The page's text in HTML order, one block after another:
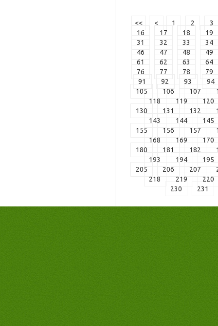
<< < 1 2
3
16
17 18
19
31
32 33
34
46
47 48
49
61
62 63
64
76
77 78
79
91
92 93
94
105
106 107
118
119
120
130
131 132
143
144
145
155
156 157
168
169
170
180
181 182
193
194
195
205
206 207
218
219
220
230
231